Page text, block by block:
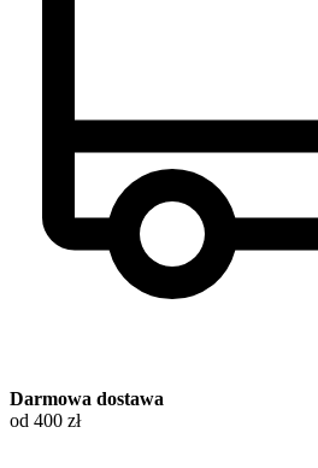
Darmowa dostawa
od 400 zł